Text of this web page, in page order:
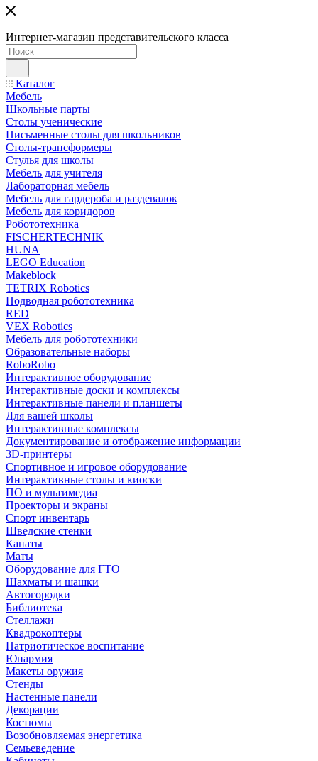
Интернет-магазин представительского класса
Каталог
Мебель
Школьные парты
Столы ученические
Письменные столы для школьников
Столы-трансформеры
Стулья для школы
Мебель для учителя
Лабораторная мебель
Мебель для гардероба и раздевалок
Мебель для коридоров
Робототехника
FISCHERTECHNIK
HUNA
LEGO Education
Makeblock
TETRIX Robotics
Подводная робототехника
RED
VEX Robotics
Мебель для робототехники
Образовательные наборы
RoboRobo
Интерактивное оборудование
Интерактивные доски и комплексы
Интерактивные панели и планшеты
Для вашей школы
Интерактивные комплексы
Документирование и отображение информации
3D-принтеры
Спортивное и игровое оборудование
Интерактивные столы и киоски
ПО и мультимедиа
Проекторы и экраны
Спорт инвентарь
Шведские стенки
Канаты
Маты
Оборудование для ГТО
Шахматы и шашки
Автогородки
Библиотека
Стеллажи
Квадрокоптеры
Патриотическое воспитание
Юнармия
Макеты оружия
Стенды
Настенные панели
Декорации
Костюмы
Возобновляемая энергетика
Семьеведение